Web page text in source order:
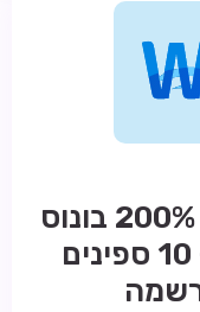
חבילת קבלת פנים: עד 200% בונוס
+ 100 ספינים חינם + 10 ספינים